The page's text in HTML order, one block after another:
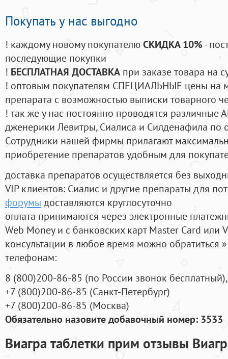
Покупать у нас выгодно
! каждому новому покупателюСКИДКА 10%-
последующие покупки
! БЕСПЛАТНАЯ ДОСТАВКА при заказе товара на
! оптовым покупателям СПЕЦИАЛЬНЫЕ цены на
препарата с возможностью выписки товарного
! так же у нас постоянно проводятся
дженерики Левитры, Сиалиса и Силденафила по
Cотрудники нашей фирмы прилагают
приобретение препаратов удобным для
доставка препаратов осуществляется без
VIP клиентов: Сиалис и другие препараты для
форумы доставляются круглосуточно
оплата принимаются через электронные
Web Money и с банковских карт Master Card или
консультации в любое время можно обратиться
телефонам:
8 (800)200-86-85 (по России звонок бесплатный),
+7 (800)200-86-85 (Санкт-Петербург)
+7 (800)200-86-85 (Москва)
Обязательно назовите добавочный номер: 3533
Виагра таблетки прим отзывы